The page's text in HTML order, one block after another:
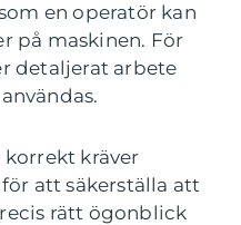
en operatör kan
på maskinen. För
detaljerat arbete
kräver
att säkerställa att
rätt ögonblick